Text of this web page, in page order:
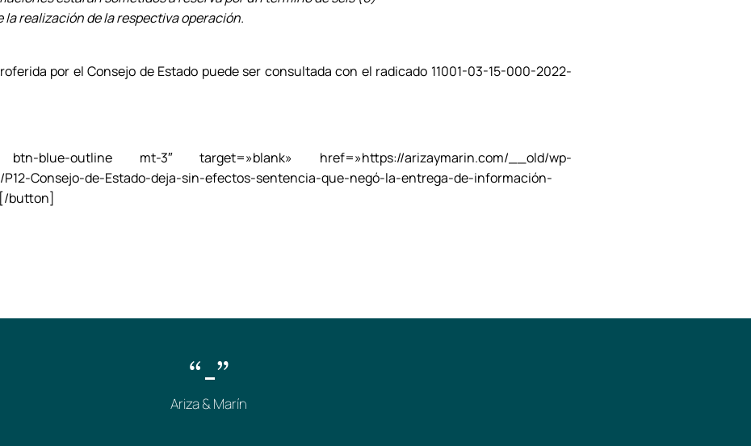
la realización de la respectiva operación.
por el Consejo de Estado puede ser consultada con el radicado 11001-03-15-000-2022-
blue-outline mt-3″ target=»blank» href=»https://arizaymarin.com/__old/wp-
Consejo-de-Estado-deja-sin-efectos-sentencia-que-negó-la-entrega-de-información-
button]
“-”
Ariza & Marín